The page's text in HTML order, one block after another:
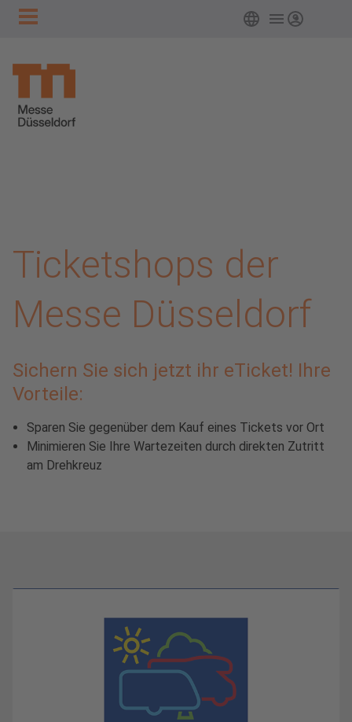
Zum Hauptinhalt springen
Hauptnavigation
DeutschLogin
Ticketshops der
Messe Düsseldorf
Sichern Sie sich jetzt ihr eTicket! Ihre
Vorteile:
Sparen Sie gegenüber dem Kauf eines Tickets vor Ort
Minimieren Sie Ihre Wartezeiten durch direkten Zutritt
am Drehkreuz